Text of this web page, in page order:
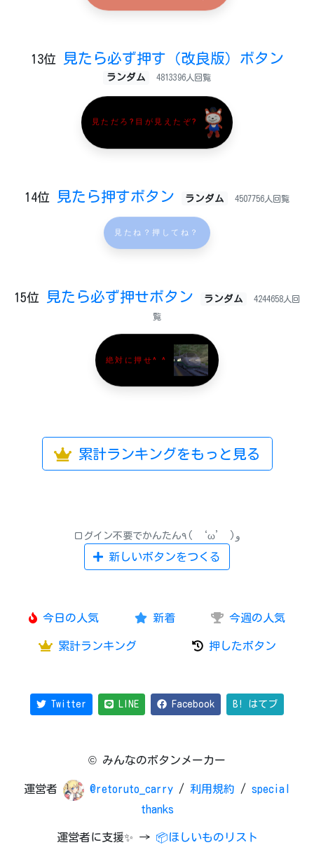
13位 見たら必ず押す（改良版）ボタン
ランダム 4813396人回覧
見ただろ?目が見えたぞ?
14位 見たら押すボタン ランダム 4507756人回覧
見たね？押してね？
15位 見たら必ず押せボタン ランダム 4244658人回
覧
絶対に押せ^ ^
累計ランキングをもっと見る
ログイン不要でかんたん٩( ‘ω’ )و
新しいボタンをつくる
今日の人気 新着 今週の人気
累計ランキング 押したボタン
Twitter LINE Facebook B! はてブ
© みんなのボタンメーカー
運営者 @retoruto_carry / 利用規約 / special
thanks
運営者に支援✨ → 📦ほしいものリスト